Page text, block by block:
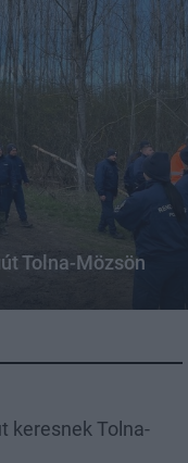
Tolna-Mözsön
keresnek Tolna-